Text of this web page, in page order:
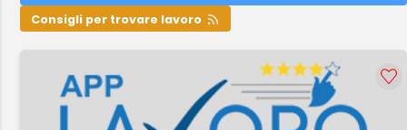
Consigli per trovare lavoro